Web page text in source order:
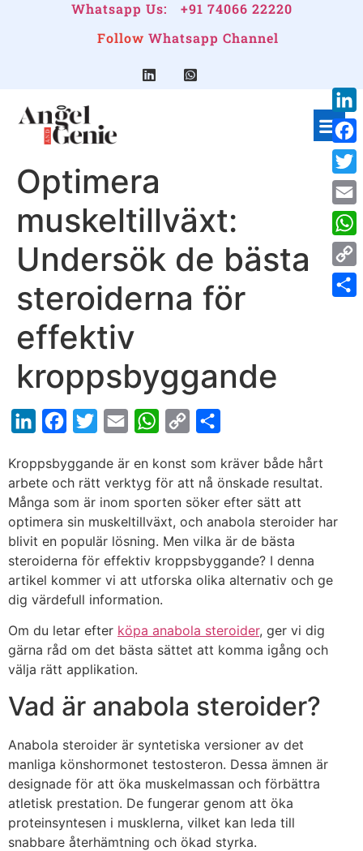
Whatsapp Us:
+91 74066 22220
Follow Whatsapp Channel
Optimera
muskeltillväxt:
Undersök de bästa
steroiderna för
effektiv
kroppsbyggande
LinkedInFacebook
TwitterEmail WhatsApp
Copy
Kroppsbyggande är en konst som kräver både hårt
arbete och rätt verktyg för att nå önskade resultat.
Många som är inom sporten söker efter sätt att
optimera sin muskeltillväxt, och anabola steroider har
blivit en populär lösning. Men vilka är de bästa
steroiderna för effektiv kroppsbyggande? I denna
artikel kommer vi att utforska olika alternativ och ge
dig värdefull information.
Om du letar efter köpa anabola steroider, ger vi dig
gärna råd om det bästa sättet att komma igång och
välja rätt applikation.
Vad är anabola steroider?
Anabola steroider är syntetiska versioner av det
manliga könshormonet testosteron. Dessa ämnen är
designade för att öka muskelmassan och förbättra
atletisk prestation. De fungerar genom att öka
proteinsyntesen i musklerna, vilket kan leda till
snabbare återhämtning och ökad styrka.